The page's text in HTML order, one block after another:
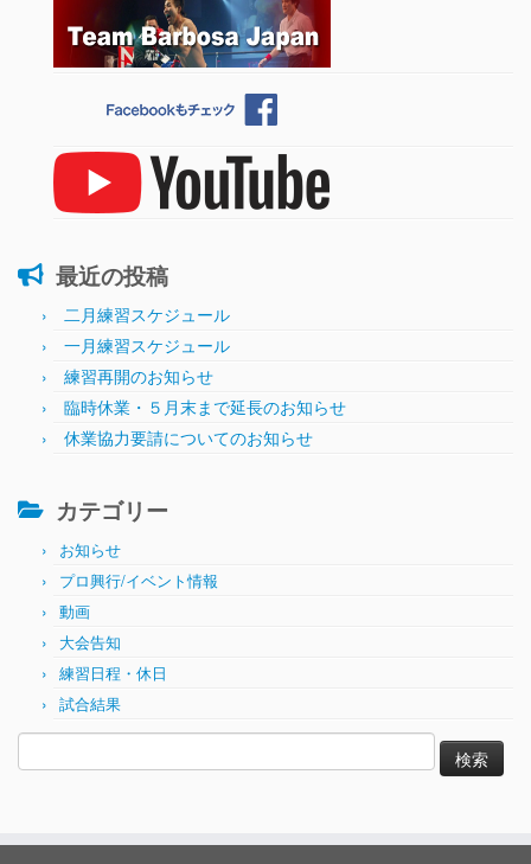
最近の投稿
二月練習スケジュール
一月練習スケジュール
練習再開のお知らせ
臨時休業・５月末まで延長のお知らせ
休業協力要請についてのお知らせ
カテゴリー
お知らせ
プロ興行/イベント情報
動画
大会告知
練習日程・休日
試合結果
索: